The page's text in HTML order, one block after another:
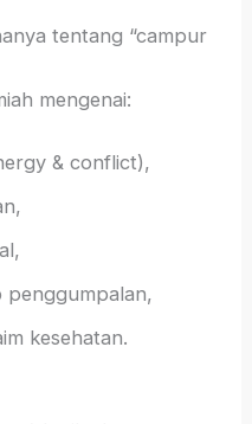
tentang “campur
mengenai:
& conflict),
kesehatan.